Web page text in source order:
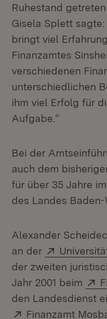
Ruhestand
Gisela Splett
bringt viel
Finanzamtes
verschiedenen
unterschiedlichen
ihm viel Erfolg für
Aufgabe.“
Bei der
auch dem
für über 35 Jahre
des Landes Baden-
Alexander
an der
Extern:
der zweiten
Jahr 2001 beim
den Landesdienst
Extern:
Finanzamt